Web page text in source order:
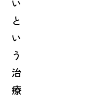
い
と
い
う
治
療